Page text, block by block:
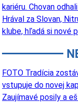
kariéru. Chovan
Hrával za Slovan,
klube, hľadá si nové
FOTO Tradícia
vstupuje do novej
Zaujímavé posily a